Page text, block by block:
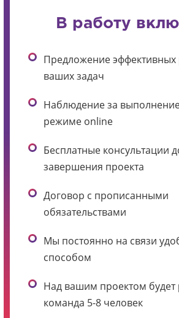
В работу
Предложение
ваших задач
Наблюдение за
режиме online
Бесплатные консультации
завершения проекта
Договор с прописанными
обязательствами
Мы постоянно на связи
способом
Над вашим проектом будет
команда 5-8 человек